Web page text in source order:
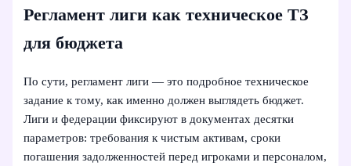
Регламент лиги как техническое ТЗ
для бюджета
По сути, регламент лиги — это подробное техническое
задание к тому, как именно должен выглядеть бюджет.
Лиги и федерации фиксируют в документах десятки
параметров: требования к чистым активам, сроки
погашения задолженностей перед игроками и персоналом,